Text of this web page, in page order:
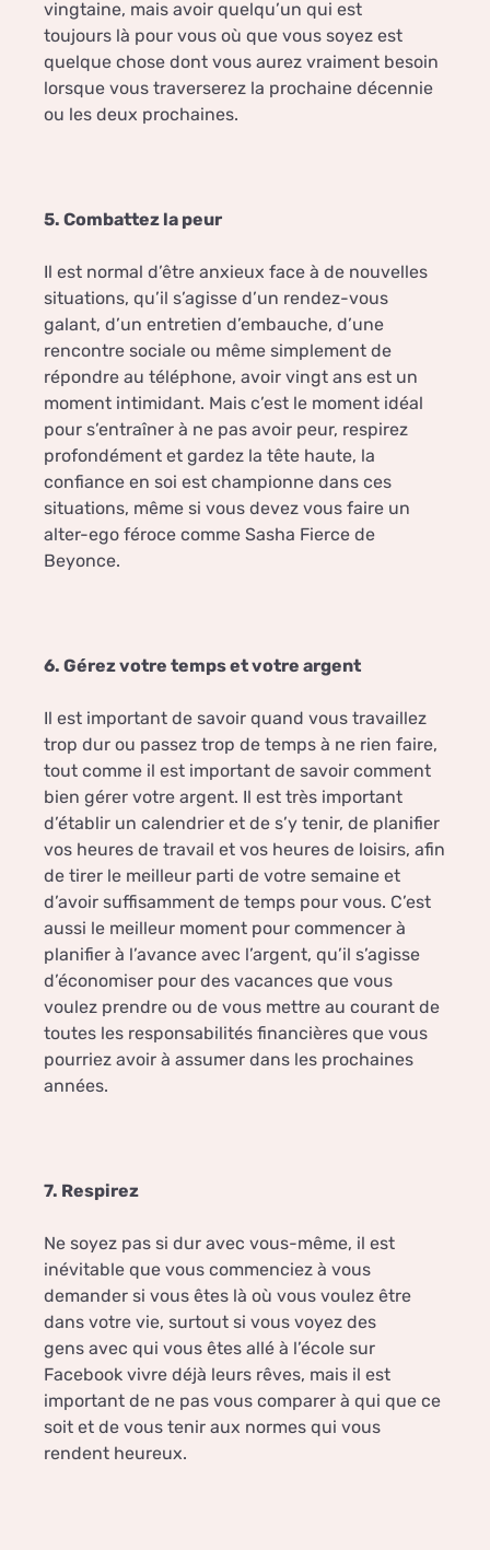
vingtaine, mais avoir quelqu’un qui est
toujours là pour vous où que vous soyez est
quelque chose dont vous aurez vraiment besoin
lorsque vous traverserez la prochaine décennie
ou les deux prochaines.
5. Combattez la peur
Il est normal d’être anxieux face à de nouvelles
situations, qu’il s’agisse d’un rendez-vous
galant, d’un entretien d’embauche, d’une
rencontre sociale ou même simplement de
répondre au téléphone, avoir vingt ans est un
moment intimidant. Mais c’est le moment idéal
pour s’entraîner à ne pas avoir peur, respirez
profondément et gardez la tête haute, la
confiance en soi est championne dans ces
situations, même si vous devez vous faire un
alter-ego féroce comme Sasha Fierce de
Beyonce.
6. Gérez votre temps et votre argent
Il est important de savoir quand vous travaillez
trop dur ou passez trop de temps à ne rien faire,
tout comme il est important de savoir comment
bien gérer votre argent. Il est très important
d’établir un calendrier et de s’y tenir, de planifier
vos heures de travail et vos heures de loisirs, afin
de tirer le meilleur parti de votre semaine et
d’avoir suffisamment de temps pour vous. C’est
aussi le meilleur moment pour commencer à
planifier à l’avance avec l’argent, qu’il s’agisse
d’économiser pour des vacances que vous
voulez prendre ou de vous mettre au courant de
toutes les responsabilités financières que vous
pourriez avoir à assumer dans les prochaines
années.
7. Respirez
Ne soyez pas si dur avec vous-même, il est
inévitable que vous commenciez à vous
demander si vous êtes là où vous voulez être
dans votre vie, surtout si vous voyez des
gens avec qui vous êtes allé à l’école sur
Facebook vivre déjà leurs rêves, mais il est
important de ne pas vous comparer à qui que ce
soit et de vous tenir aux normes qui vous
rendent heureux.